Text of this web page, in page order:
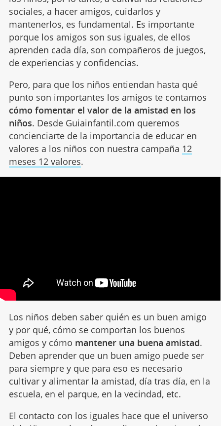
sociales, a hacer amigos, cuidarlos y
mantenerlos, es fundamental. Es importante
porque los amigos son sus iguales, de ellos
aprenden cada día, son compañeros de juegos,
de experiencias y confidencias.
Pero, para que los niños entiendan hasta qué
punto son importantes los amigos te contamos
cómo fomentar el valor de la amistad en los
niños. Desde Guiainfantil.com queremos
concienciarte de la importancia de educar en
valores a los niños con nuestra campaña 12
meses 12 valores.
Los niños deben saber quién es un buen amigo
y por qué, cómo se comportan los buenos
amigos y cómo mantener una buena amistad.
Deben aprender que un buen amigo puede ser
para siempre y que para eso es necesario
cultivar y alimentar la amistad, día tras día, en la
escuela, en el parque, en la vecindad, etc.
El contacto con los iguales hace que el universo